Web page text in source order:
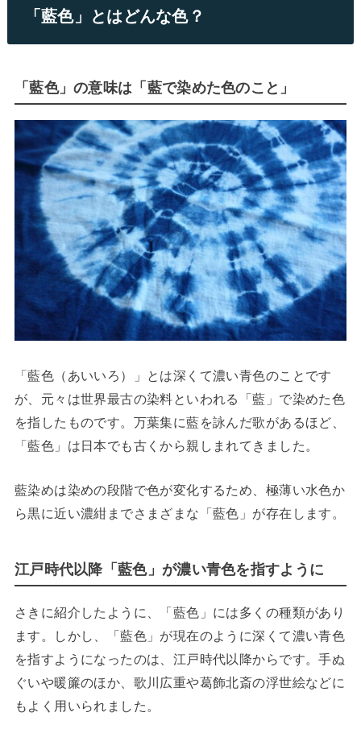
「藍色」とはどんな色？
「藍色」の意味は「藍で染めた色のこと」
「藍色（あいいろ）」とは深くて濃い青色のことです
が、元々は世界最古の染料といわれる「藍」で染めた色
を指したものです。万葉集に藍を詠んだ歌があるほど、
「藍色」は日本でも古くから親しまれてきました。
藍染めは染めの段階で色が変化するため、極薄い水色か
ら黒に近い濃紺までさまざまな「藍色」が存在します。
江戸時代以降「藍色」が濃い青色を指すように
さきに紹介したように、「藍色」には多くの種類があり
ます。しかし、「藍色」が現在のように深くて濃い青色
を指すようになったのは、江戸時代以降からです。手ぬ
ぐいや暖簾のほか、歌川広重や葛飾北斎の浮世絵などに
もよく用いられました。